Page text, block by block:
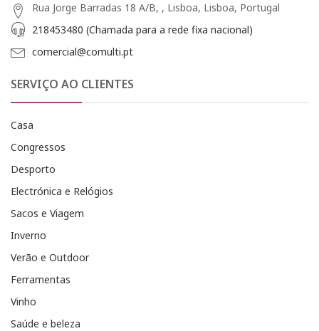
Rua Jorge Barradas 18 A/B, , Lisboa, Lisboa, Portugal
218453480 (Chamada para a rede fixa nacional)
comercial@comulti.pt
SERVIÇO AO CLIENTES
Casa
Congressos
Desporto
Electrónica e Relógios
Sacos e Viagem
Inverno
Verão e Outdoor
Ferramentas
Vinho
Saúde e beleza